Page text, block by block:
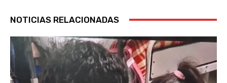
NOTICIAS RELACIONADAS